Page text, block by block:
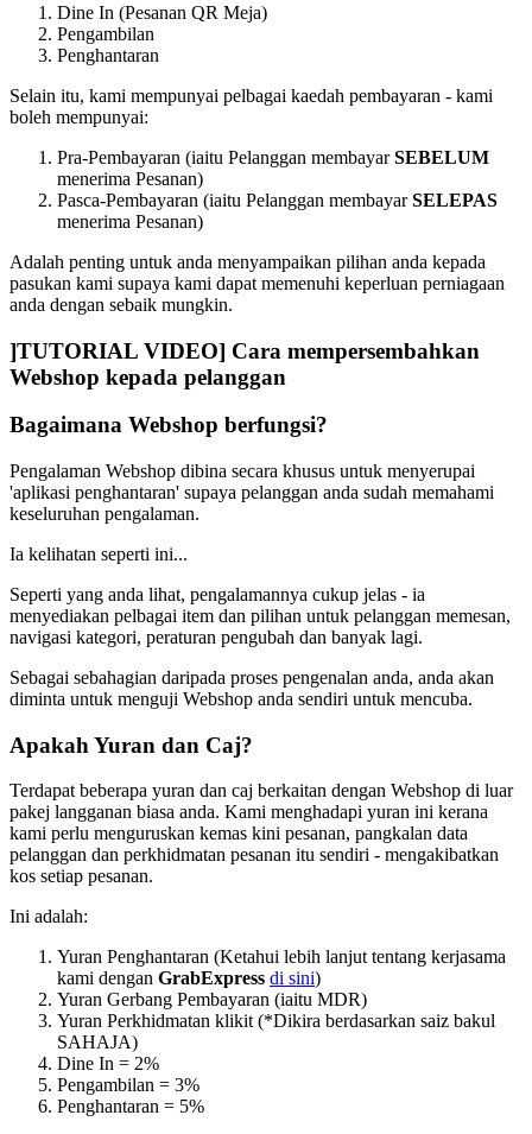
Dine In (Pesanan QR Meja)
Pengambilan
Penghantaran
Selain itu, kami mempunyai pelbagai kaedah pembayaran - kami
boleh mempunyai:
Pra-Pembayaran (iaitu Pelanggan membayarSEBELUM
menerima Pesanan)
Pasca-Pembayaran (iaitu Pelanggan membayarSELEPAS
menerima Pesanan)
Adalah penting untuk anda menyampaikan pilihan anda kepada
pasukan kami supaya kami dapat memenuhi keperluan perniagaan
anda dengan sebaik mungkin.
]TUTORIAL VIDEO] Cara mempersembahkan
Webshop kepada pelanggan
Bagaimana Webshop berfungsi?
Pengalaman Webshop dibina secara khusus untuk menyerupai
'aplikasi penghantaran' supaya pelanggan anda sudah memahami
keseluruhan pengalaman.
Ia kelihatan seperti ini...
Seperti yang anda lihat, pengalamannya cukup jelas - ia
menyediakan pelbagai item dan pilihan untuk pelanggan memesan,
navigasi kategori, peraturan pengubah dan banyak lagi.
Sebagai sebahagian daripada proses pengenalan anda, anda akan
diminta untuk menguji Webshop anda sendiri untuk mencuba.
Apakah Yuran dan Caj?
Terdapat beberapa yuran dan caj berkaitan dengan Webshop di luar
pakej langganan biasa anda. Kami menghadapi yuran ini kerana
kami perlu menguruskan kemas kini pesanan, pangkalan data
pelanggan dan perkhidmatan pesanan itu sendiri - mengakibatkan
kos setiap pesanan.
Ini adalah:
Yuran Penghantaran (Ketahui lebih lanjut tentang kerjasama
kami dengan GrabExpress di sini)
Yuran Gerbang Pembayaran (iaitu MDR)
Yuran Perkhidmatan klikit (*Dikira berdasarkan saiz bakul
SAHAJA)
Dine In = 2%
Pengambilan = 3%
Penghantaran = 5%